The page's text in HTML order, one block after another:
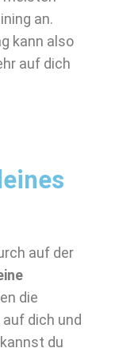
an.
kann also
auf dich
auf der
die
dich und
du